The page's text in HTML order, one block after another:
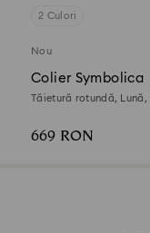
2 Culori
Nou
Colier Symbolica
Tăietură rotundă,
669 RON